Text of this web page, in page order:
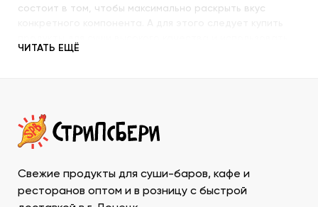
состоит в том, чтобы максимально раскрыть вкус
их со знанием всех секретов.
происхождение и свежесть каждого продукта, условия
транспортировки и хранения, дальнейшего
ДНР у нас – значит, получить качественную продукцию
в течение минимально возможного времени и
ассортименте, который необходим для приготовления и
ЧИТАТЬ ЕЩЁ
Свежие продукты для суши-баров, кафе и
ресторанов оптом и в розницу с быстрой